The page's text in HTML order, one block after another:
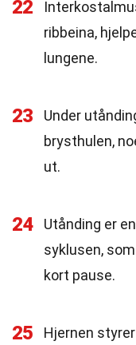
22
ribbeina,
lungene.
23
Under
brysthulen,
ut.
24
Utånding er
syklusen,
kort pause.
25
Hjernen